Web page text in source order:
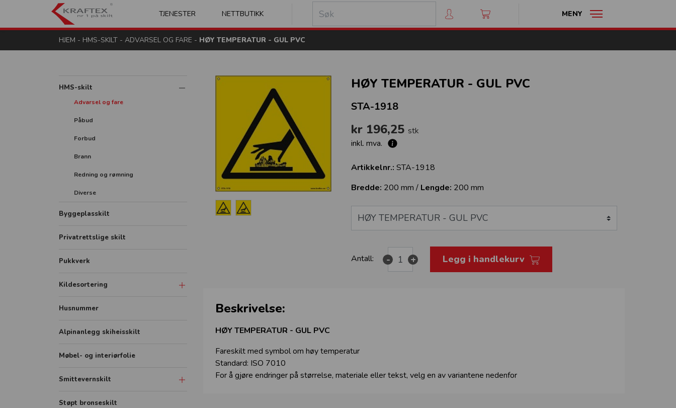
Kraftex - nr 1 på skilt
TJENESTER NETTBUTIKK MENY
HJEM - HMS-SKILT - ADVARSEL OG FARE - HØY TEMPERATUR - GUL PVC
HMS-skilt
Advarsel og fare
Påbud
Forbud
Brann
Redning og rømning
Diverse
Byggeplasskilt
Privatrettslige skilt
Pukkverk
Kildesortering
Merkeordningen
Husnummer
Alpinanlegg skiheisskilt
Møbel- og interiørfolie
Smittevernskilt
Skilt
Støpt bronseskilt
HØY TEMPERATUR - GUL PVC
STA-1918
kr 196,25stk
inkl. mva.
Artikkelnr.: STA-1918
Bredde: 200 mm / Lengde: 200 mm
Antall: - + Legg i handlekurv
Beskrivelse:
HØY TEMPERATUR - GUL PVC
Fareskilt med symbol om høy temperatur
Standard: ISO 7010
For å gjøre endringer på størrelse, materiale eller tekst, velg en av variantene nedenfor